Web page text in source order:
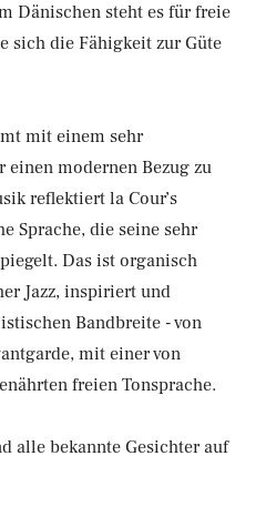
Dänischen steht es für freie
sich die Fähigkeit zur Güte
mit einem sehr
einen modernen Bezug zu
reflektiert la Cour’s
Sprache, die seine sehr
Das ist organisch
Jazz, inspiriert und
Bandbreite - von
mit einer von
freien Tonsprache.
alle bekannte Gesichter auf